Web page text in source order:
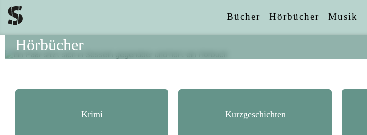
Bücher Hörbücher Musik
Hörbücher
Krimi Kurzgeschichten